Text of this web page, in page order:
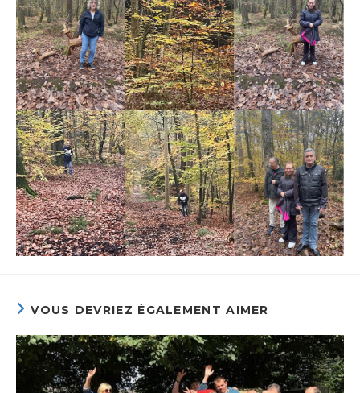
VOUS DEVRIEZ ÉGALEMENT AIMER